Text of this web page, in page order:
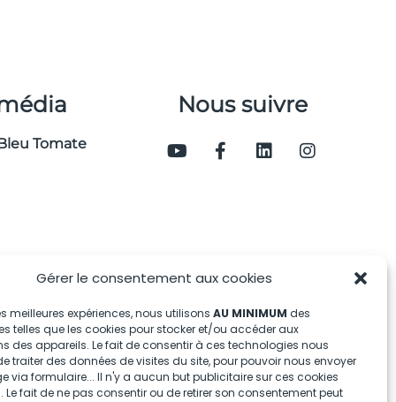
Gérer le consentement aux cookies
meilleures expériences, nous utilisons AU MINIMUM des
telles que les cookies pour stocker et/ou accéder aux
des appareils. Le fait de consentir à ces technologies nous
traiter des données de visites du site, pour pouvoir nous envoyer
via formulaire... Il n'y a aucun but publicitaire sur ces cookies
Le fait de ne pas consentir ou de retirer son consentement peut
Tomate
Nous suivre